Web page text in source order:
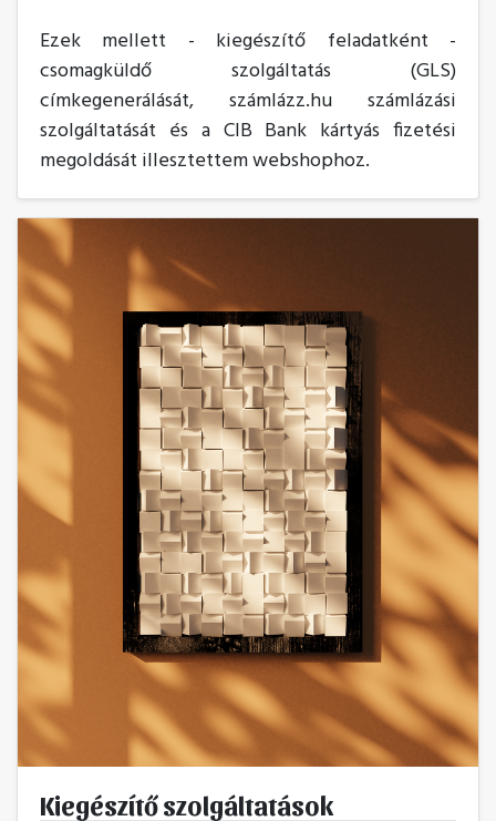
Ezek mellett - kiegészítő feladatként -
csomagküldő szolgáltatás (GLS)
címkegenerálását, számlázz.hu számlázási
szolgáltatását és a CIB Bank kártyás fizetési
megoldását illesztettem webshophoz.
Kiegészítő szolgáltatások